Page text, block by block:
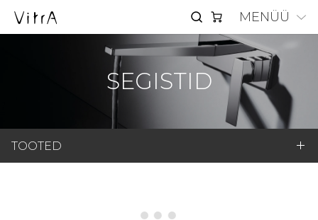
MENÜÜ
SEGISTID
TOOTED